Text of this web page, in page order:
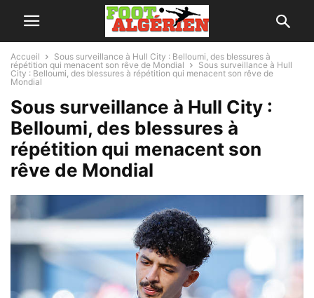
Accueil
Sous surveillance à Hull City : Belloumi, des blessures à
répétition qui menacent son rêve de Mondial
Sous surveillance à Hull
City : Belloumi, des blessures à répétition qui menacent son rêve de
Mondial
Sous surveillance à Hull City :
Belloumi, des blessures à
répétition qui menacent son
rêve de Mondial